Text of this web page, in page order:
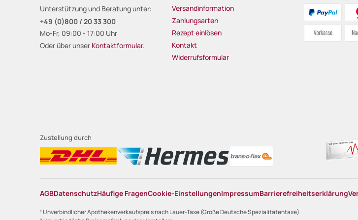
Unterstützung und Beratung unter:
+49 (0)800 / 20 33 300
Mo-Fr, 09:00 - 17:00 Uhr
Oder über unser Kontaktformular.
Versandinformation
Zahlungsarten
Rezept einlösen
Kontakt
Widerrufsformular
Zustellung durch
AGBDatenschutzHäufige FragenCookie-EinstellungenImpressumBarrierefreiheitserklärung
¹ Unverbindlicher Apothekenverkaufspreis nach Lauer-Taxe (Große Deutsche Spezialitätentaxe)